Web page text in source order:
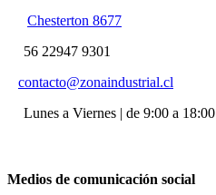
Chesterton 8677
56 22947 9301
contacto@zonaindustrial.cl
Lunes a Viernes | de 9:00 a 18:00
Medios de comunicación social